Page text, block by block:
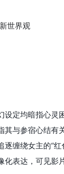
定均暗指心灵
与参宿心结有
缠绕女主的“
表达，可见影